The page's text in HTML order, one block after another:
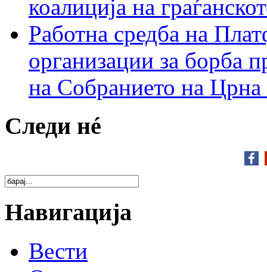
коалиција на
Работна средба на
организации за борба
на Собранието на Црна
Следи нé
Навигација
Вести